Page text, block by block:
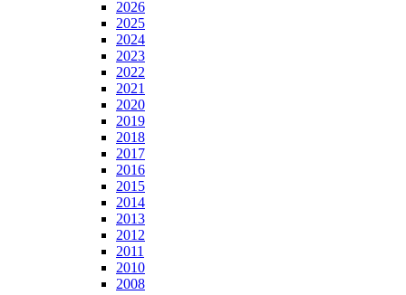
2026
2025
2024
2023
2022
2021
2020
2019
2018
2017
2016
2015
2014
2013
2012
2011
2010
2008